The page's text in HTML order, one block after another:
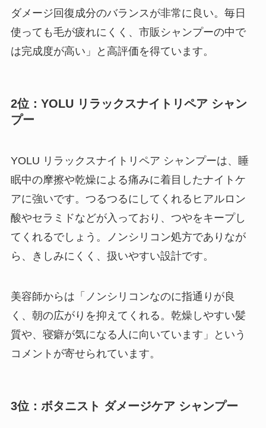
ダメージ回復成分のバランスが非常に良い。毎日
使っても毛が疲れにくく、市販シャンプーの中で
は完成度が高い」と高評価を得ています。
2位：YOLU リラックスナイトリペア シャン
プー
YOLU リラックスナイトリペア シャンプーは、睡
眠中の摩擦や乾燥による痛みに着目したナイトケ
アに強いです。つるつるにしてくれるヒアルロン
酸やセラミドなどが入っており、つやをキープし
てくれるでしょう。ノンシリコン処方でありなが
ら、きしみにくく、扱いやすい設計です。
美容師からは「ノンシリコンなのに指通りが良
く、朝の広がりを抑えてくれる。乾燥しやすい髪
質や、寝癖が気になる人に向いています」という
コメントが寄せられています。
3位：ボタニスト ダメージケア シャンプー